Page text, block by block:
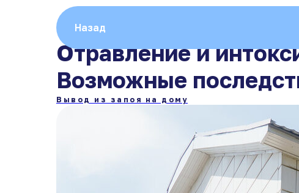
Назад
Отравление и
Возможные
Вывод из запоя на дому